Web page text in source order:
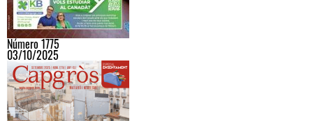
Número 1775
03/10/2025